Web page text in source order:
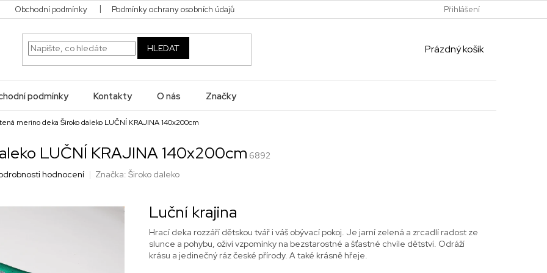
Obchodní podmínky Podmínky ochrany osobních údajů Přihlášení
HLEDAT
NÁKUPNÍ
Prázdný košík
podmínky Kontakty O nás Značky
merino deka Široko daleko LUČNÍ KRAJINA 140x200cm
LUČNÍ KRAJINA 140x200cm 6892
hodnocení Značka: Široko daleko
Luční krajina
Hrací deka rozzáří dětskou tvář i váš obývací pokoj. Je jarní zelená a zrcadlí radost ze
slunce a pohybu, oživí vzpomínky na bezstarostné a šťastné chvíle dětství. Odráží
krásu a jedinečný ráz české přírody. A také krásně hřeje.